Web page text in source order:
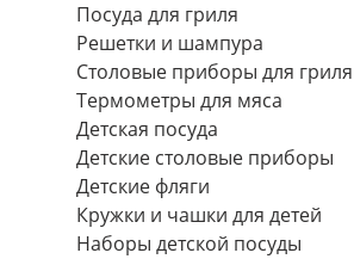
Посуда для гриля
Решетки и шампура
Столовые приборы для гриля
Термометры для мяса
Детская посуда
Детские столовые приборы
Детские фляги
Кружки и чашки для детей
Наборы детской посуды